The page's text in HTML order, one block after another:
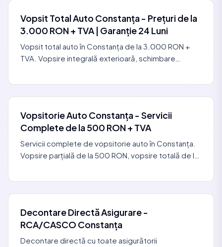
Vopsit Total Auto Constanța - Prețuri de la
3.000 RON + TVA | Garanție 24 Luni
Vopsit total auto în Constanța de la 3.000 RON +
TVA. Vopsire integrală exterioară, schimbare
garanție comercială.
Vopsitorie Auto Constanța - Servicii
Complete de la 500 RON + TVA
Servicii complete de vopsitorie auto în Constanța.
Vopsire parțială de la 500 RON, vopsire totală de la
Decontare Directă Asigurare -
RCA/CASCO Constanța
Decontare directă cu toate asigurătorii